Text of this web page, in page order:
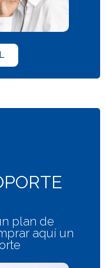
plan de
aquí un